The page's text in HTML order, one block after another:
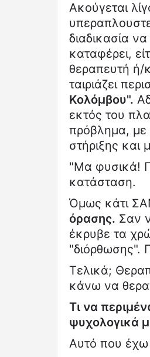
Ακούγεται
διαδικασία
καταφέρει,
θεραπευτή ή/
ταιριάζει
Κολόμβου".
εκτός του
πρόβλημα, με
στήριξης και
"Μα φυσικά!
κατάσταση.
Όμως κάτι
όρασης. Σαν
έκρυβε τα
"διόρθωσης".
Τελικά;
κάνω να
Τι να
ψυχολογικά
Αυτό που έχω